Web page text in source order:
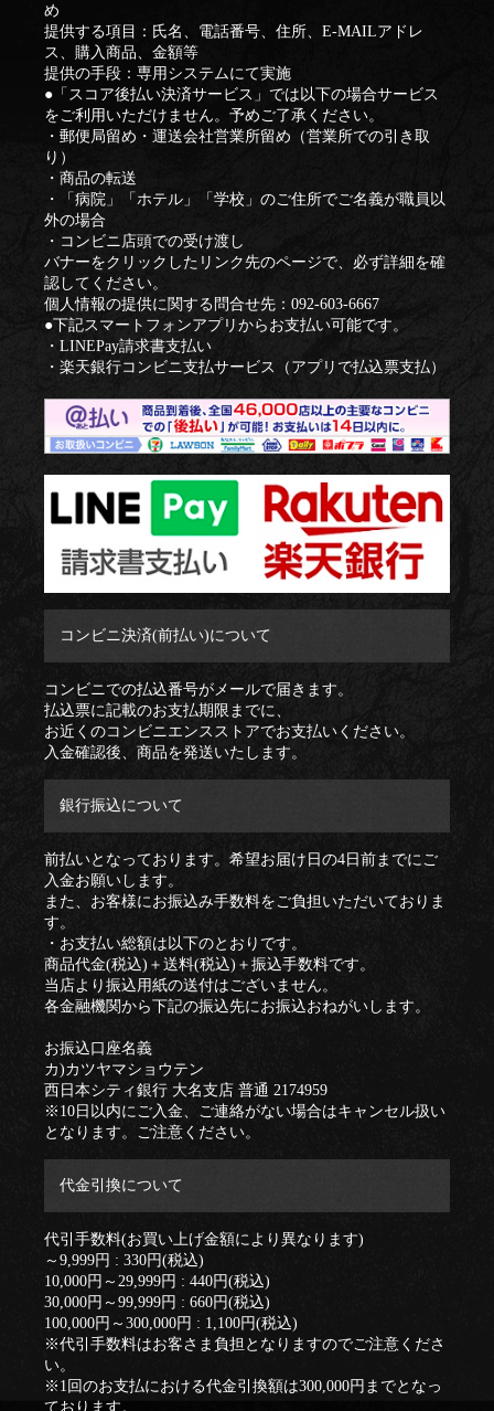
め
提供する項目：氏名、電話番号、住所、E‐MAILアドレ
ス、購入商品、金額等
提供の手段：専用システムにて実施
●「スコア後払い決済サービス」では以下の場合サービス
をご利用いただけません。予めご了承ください。
・郵便局留め・運送会社営業所留め（営業所での引き取
り）
・商品の転送
・「病院」「ホテル」「学校」のご住所でご名義が職員以
外の場合
・コンビニ店頭での受け渡し
バナーをクリックしたリンク先のページで、必ず詳細を確
認してください。
個人情報の提供に関する問合せ先：092-603-6667
●下記スマートフォンアプリからお支払い可能です。
・LINEPay請求書支払い
・楽天銀行コンビニ支払サービス（アプリで払込票支払）
コンビニ決済(前払い)について
コンビニでの払込番号がメールで届きます。
払込票に記載のお支払期限までに、
お近くのコンビニエンスストアでお支払いください。
入金確認後、商品を発送いたします。
銀行振込について
前払いとなっております。希望お届け日の4日前までにご
入金お願いします。
また、お客様にお振込み手数料をご負担いただいておりま
す。
・お支払い総額は以下のとおりです。
商品代金(税込)＋送料(税込)＋振込手数料です。
当店より振込用紙の送付はございません。
各金融機関から下記の振込先にお振込おねがいします。
お振込口座名義
カ)カツヤマショウテン
西日本シティ銀行 大名支店 普通 2174959
※10日以内にご入金、ご連絡がない場合はキャンセル扱い
となります。ご注意ください。
代金引換について
代引手数料(お買い上げ金額により異なります)
～9,999円 : 330円(税込)
10,000円～29,999円 : 440円(税込)
30,000円～99,999円 : 660円(税込)
100,000円～300,000円 : 1,100円(税込)
※代引手数料はお客さま負担となりますのでご注意くださ
い。
※1回のお支払における代金引換額は300,000円までとなっ
ております。